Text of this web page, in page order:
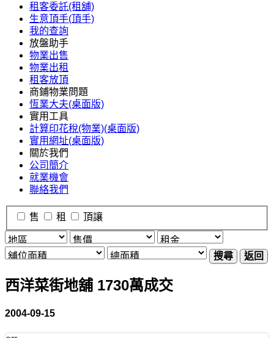
租客委託(租舖)
生意頂手(頂手)
我的查詢
放盤助手
物業出售
物業出租
租客放頂
商鋪物業問題
恆業大夫(桌面版)
實用工具
計算印花稅(物業)(桌面版)
實用網址(桌面版)
關於我們
公司簡介
就業機會
聯絡我們
售 租 頂讓
搜尋 返回
西洋菜街地舖 1730萬成交
2004-09-15